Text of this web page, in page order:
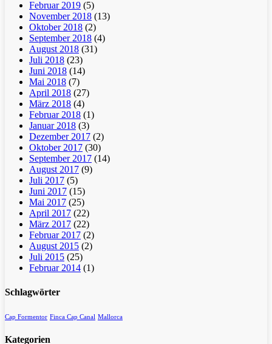
Februar 2019 (5)
November 2018 (13)
Oktober 2018 (2)
September 2018 (4)
August 2018 (31)
Juli 2018 (23)
Juni 2018 (14)
Mai 2018 (7)
April 2018 (27)
März 2018 (4)
Februar 2018 (1)
Januar 2018 (3)
Dezember 2017 (2)
Oktober 2017 (30)
September 2017 (14)
August 2017 (9)
Juli 2017 (5)
Juni 2017 (15)
Mai 2017 (25)
April 2017 (22)
März 2017 (22)
Februar 2017 (2)
August 2015 (2)
Juli 2015 (25)
Februar 2014 (1)
Schlagwörter
Cap Formentor Finca Cap Canal Mallorca
Kategorien